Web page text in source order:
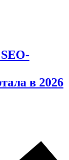
в 2026